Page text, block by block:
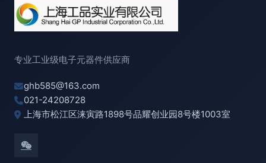
专业工业级电子元器件供应商
ghb585@163.com
021-24208728
上海市松江区涞寅路1898号品耀创业园8号楼1003室